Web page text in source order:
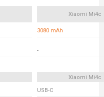
Xiaomi Mi4c
3080 mAh
-
Xiaomi Mi4c
USB-C